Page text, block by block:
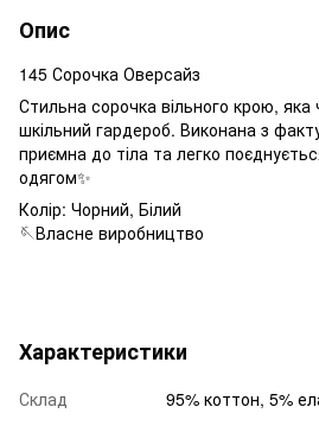
Опис
145 Сорочка Оверсайз
Стильна сорочка вільного крою,
шкільний гардероб. Виконана з
приємна до тіла та легко
одягом✨
Колір: Чорний, Білий
🪡Власне виробництво
Характеристики
Склад 95% коттон, 5%